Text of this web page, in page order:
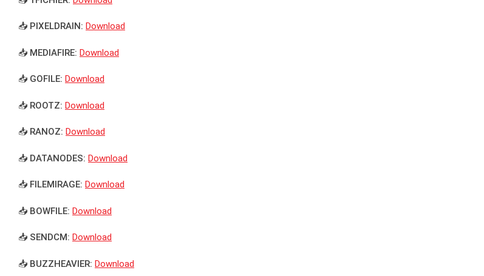
📥 PIXELDRAIN: Download
📥 MEDIAFIRE: Download
📥 GOFILE: Download
📥 ROOTZ: Download
📥 RANOZ: Download
📥 DATANODES: Download
📥 FILEMIRAGE: Download
📥 BOWFILE: Download
📥 SENDCM: Download
📥 BUZZHEAVIER: Download